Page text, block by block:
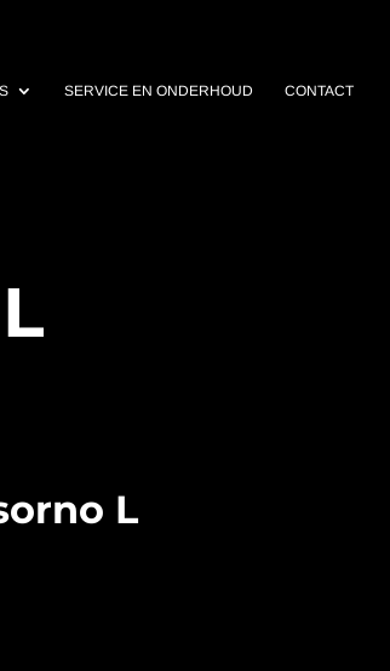
SERVICE EN ONDERHOUD CONTACT
L